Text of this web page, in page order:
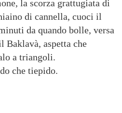
la scorza grattugiata di
di cannella, cuoci il
da quando bolle, versa
Baklavà, aspetta che
a triangoli.
che tiepido.